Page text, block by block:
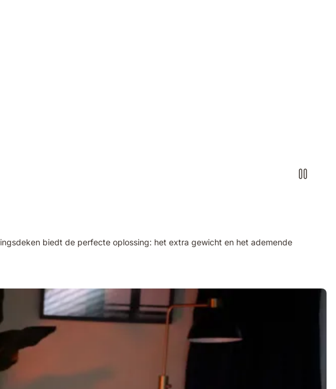
biedt de perfecte oplossing: het extra gewicht en het ademende